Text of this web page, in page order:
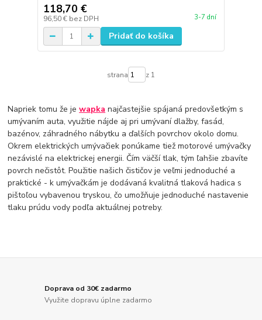
118,70 €
96,50 € bez DPH 3-7 dní
Pridať do košíka
strana z 1
Napriek tomu že jewapka najčastejšie spájaná predovšetkým s
umývaním auta, využitie nájde aj pri umývaní dlažby, fasád,
bazénov, záhradného nábytku a ďalších povrchov okolo domu.
Okrem elektrických umývačiek ponúkame tiež motorové umývačky
nezávislé na elektrickej energii. Čím väčší tlak, tým ľahšie zbavíte
povrch nečistôt. Použitie našich čističov je veľmi jednoduché a
praktické - k umývačkám je dodávaná kvalitná tlaková hadica s
pištoľou vybavenou tryskou, čo umožňuje jednoduché nastavenie
tlaku prúdu vody podľa aktuálnej potreby.
Doprava od 30€ zadarmo
Využite dopravu úplne zadarmo